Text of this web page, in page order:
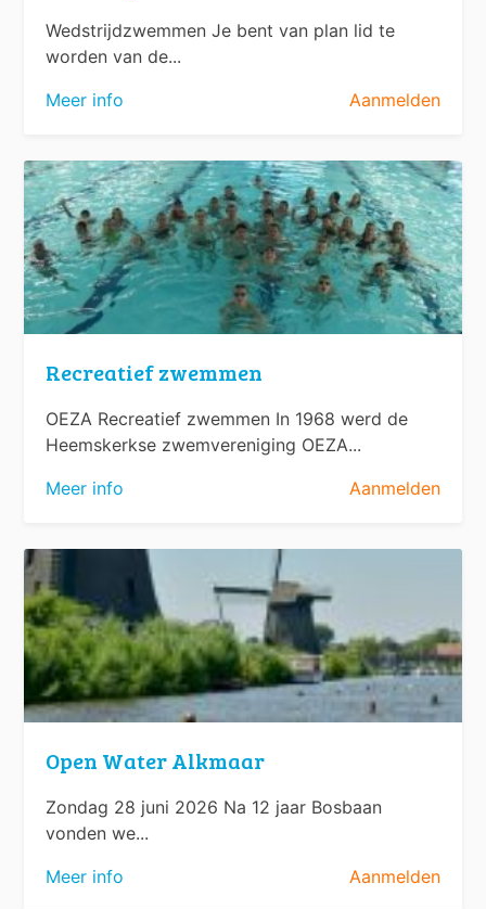
Wedstrijdzwemmen Je bent van plan lid te
worden van de...
Meer info
Aanmelden
Recreatief zwemmen
OEZA Recreatief zwemmen In 1968 werd de
Heemskerkse zwemvereniging OEZA...
Meer info
Aanmelden
Open Water Alkmaar
Zondag 28 juni 2026 Na 12 jaar Bosbaan
vonden we...
Meer info
Aanmelden